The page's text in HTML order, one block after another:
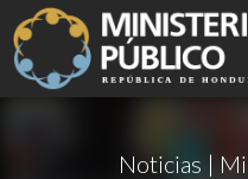
Noticias |